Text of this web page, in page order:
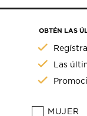
OBTÉN LAS
Las
MUJER